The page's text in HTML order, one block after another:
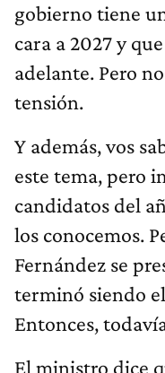
gobierno tiene
cara a 2027 y
adelante. Pero
tensión.
Y además, vos
este tema, pero
candidatos del
los conocemos.
Fernández se
terminó siendo
Entonces,
El ministro dice